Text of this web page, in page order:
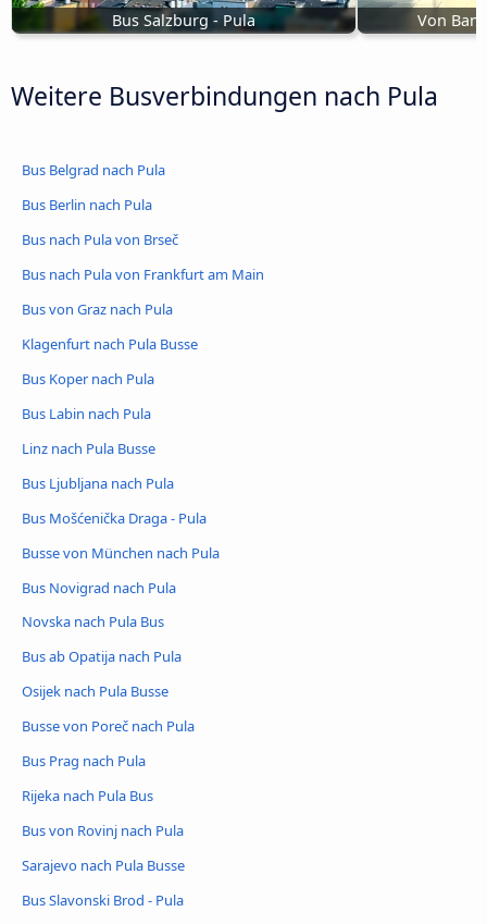
Bus Salzburg - Pula Von
Weitere Busverbindungen nach Pula
Bus Belgrad nach Pula
Bus Berlin nach Pula
Bus nach Pula von Brseč
Bus nach Pula von Frankfurt am Main
Bus von Graz nach Pula
Klagenfurt nach Pula Busse
Bus Koper nach Pula
Bus Labin nach Pula
Linz nach Pula Busse
Bus Ljubljana nach Pula
Bus Mošćenička Draga - Pula
Busse von München nach Pula
Bus Novigrad nach Pula
Novska nach Pula Bus
Bus ab Opatija nach Pula
Osijek nach Pula Busse
Busse von Poreč nach Pula
Bus Prag nach Pula
Rijeka nach Pula Bus
Bus von Rovinj nach Pula
Sarajevo nach Pula Busse
Bus Slavonski Brod - Pula